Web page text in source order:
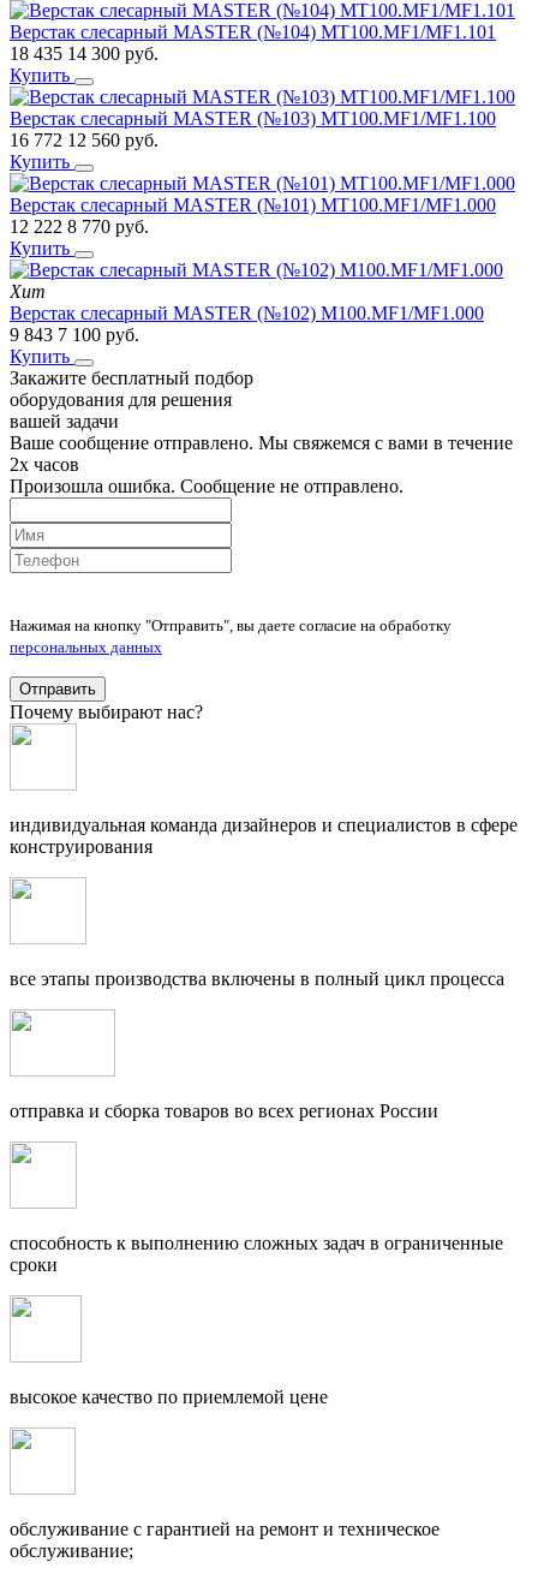
Верстак слесарный MASTER (№104) MT100.MF1/MF1.101
18 435 14 300 руб.
Купить
Верстак слесарный MASTER (№103) MT100.MF1/MF1.100
16 772 12 560 руб.
Купить
Верстак слесарный MASTER (№101) MT100.MF1/MF1.000
12 222 8 770 руб.
Купить
Хит
Верстак слесарный MASTER (№102) M100.MF1/MF1.000
9 843 7 100 руб.
Купить
Закажите бесплатный подбор
оборудования для решения
вашей задачи
Ваше сообщение отправлено. Мы свяжемся с вами в течение
2х часов
Произошла ошибка. Сообщение не отправлено.
Нажимая на кнопку "Отправить", вы даете согласие на обработку
персональных данных
Отправить
Почему выбирают нас?
индивидуальная команда дизайнеров и специалистов в сфере
конструирования
все этапы производства включены в полный цикл процесса
отправка и сборка товаров во всех регионах России
способность к выполнению сложных задач в ограниченные
сроки
высокое качество по приемлемой цене
обслуживание с гарантией на ремонт и техническое
обслуживание;